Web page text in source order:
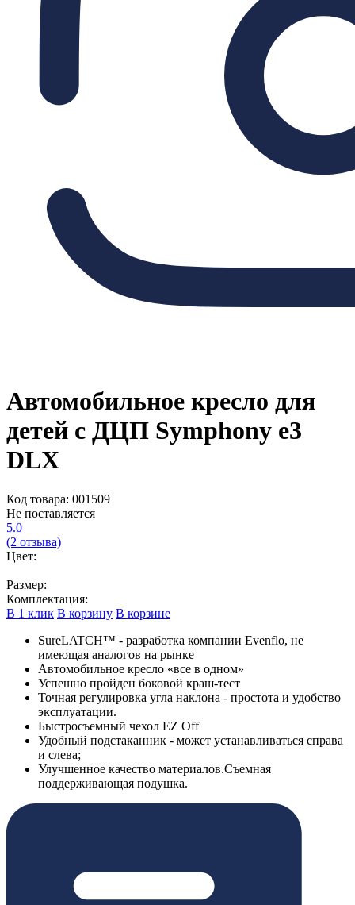
Автомобильное кресло для
детей с ДЦП Symphony e3
DLX
Код товара: 001509
Не поставляется
5.0
(2 отзыва)
Цвет:
Размер:
Комплектация:
В 1 клик В корзину В корзине
SureLATCH™ - разработка компании Evenflo, не
имеющая аналогов на рынке
Автомобильное кресло «все в одном»
Успешно пройден боковой краш-тест
Точная регулировка угла наклона - простота и удобство
эксплуатации.
Быстросъемный чехол EZ Off
Удобный подстаканник - может устанавливаться справа
и слева;
Улучшенное качество материалов.Съемная
поддерживающая подушка.